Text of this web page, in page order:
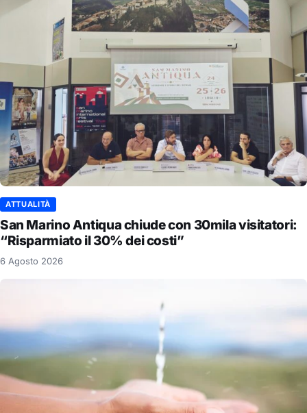
ATTUALITÀ
San Marino Antiqua chiude con 30mila visitatori:
“Risparmiato il 30% dei costi”
6 Agosto 2026